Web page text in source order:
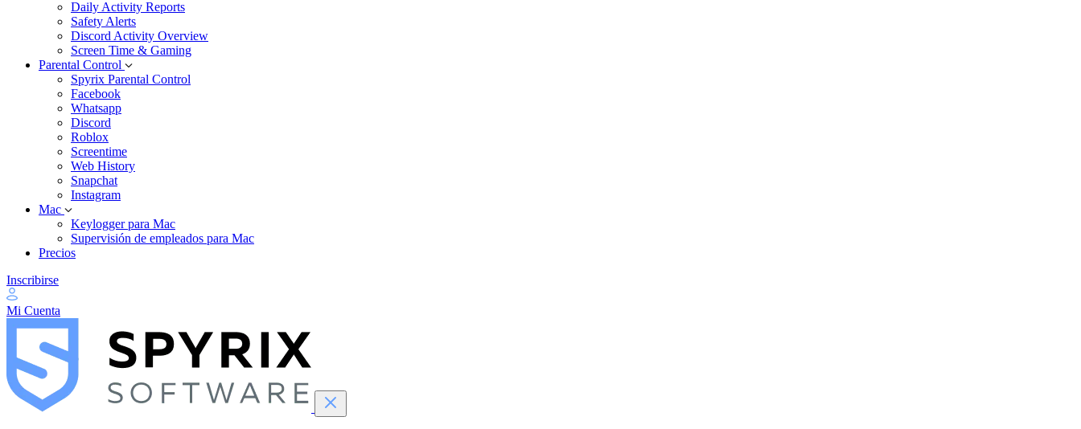
Daily Activity Reports
Safety Alerts
Discord Activity Overview
Screen Time & Gaming
Parental Control
Spyrix Parental Control
Facebook
Whatsapp
Discord
Roblox
Screentime
Web History
Snapchat
Instagram
Mac
Keylogger para Mac
Supervisión de empleados para Mac
Precios
Inscribirse
Mi Cuenta